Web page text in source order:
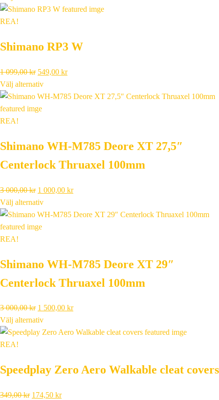
priset
099,00 kr.
priset
REA!
Shimano RP3 W
1 099,00kr Det
ursprungliga
priset
var:
549,00 krDet
priset
Välj alternativ
REA!
Shimano WH-M785 Deore XT 27,5″
Centerlock Thruaxel 100mm
3 000,00kr Det
ursprungliga
priset
var:
1 000,00 krDet
priset
Välj alternativ
REA!
Shimano WH-M785 Deore XT 29″
Centerlock Thruaxel 100mm
3 000,00kr Det
ursprungliga
priset
000,00 kr.
1 500,00 krDet
priset
500,00 kr.
Välj alternativ
REA!
Speedplay Zero Aero Walkable cleat covers
349,00kr Det
174,50 krDet